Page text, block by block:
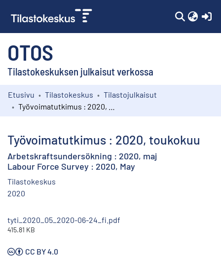
OTOS
Tilastokeskuksen julkaisut verkossa
Kokoelmat
Etusivu Tilastokeskus
Tilastojulkaisut
Työvoimatutkimus : 2020, toukokuu
Arbetskraftsundersökning : 2020, maj
Labour Force Survey : 2020, May
Tilastokeskus
2020
tyti_2020_05_2020-06-24_fi.pdf
415.81 KB
CC BY 4.0